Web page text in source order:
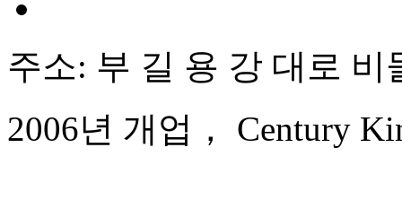
주소: 부 길 용 강 대로
2006년 개업， Century